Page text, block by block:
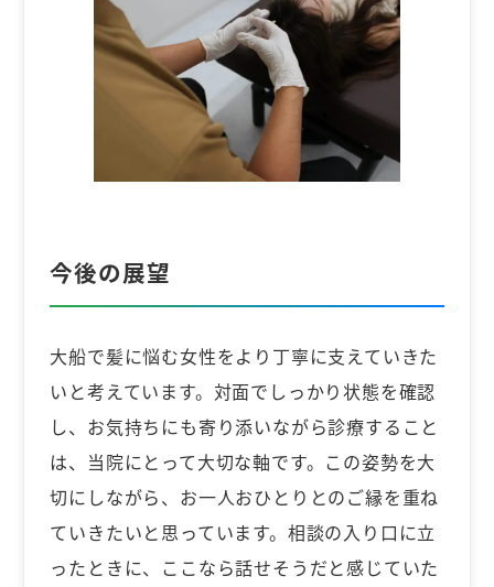
今後の展望
大船で髪に悩む女性をより丁寧に支えていきた
いと考えています。対面でしっかり状態を確認
し、お気持ちにも寄り添いながら診療すること
は、当院にとって大切な軸です。この姿勢を大
切にしながら、お一人おひとりとのご縁を重ね
ていきたいと思っています。相談の入り口に立
ったときに、ここなら話せそうだと感じていた